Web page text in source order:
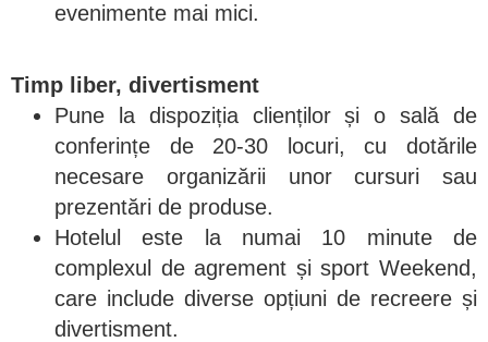
evenimente mai mici.
Timp liber, divertisment
Pune la dispoziția clienților și o sală de
conferințe de 20-30 locuri, cu dotările
necesare organizării unor cursuri sau
prezentări de produse.
Hotelul este la numai 10 minute de
complexul de agrement și sport Weekend,
care include diverse opțiuni de recreere și
divertisment.